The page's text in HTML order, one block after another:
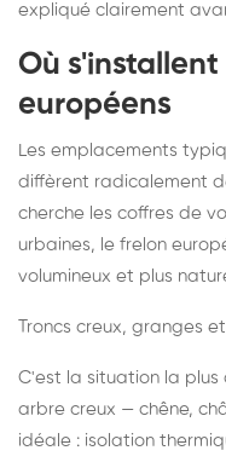
expliqué clairement
Où s'installent
européens
Les emplacements
diffèrent radicalement
cherche les coffres de
urbaines, le frelon
volumineux et plus
Troncs creux, granges
C'est la situation la plus
arbre creux — chêne,
idéale : isolation